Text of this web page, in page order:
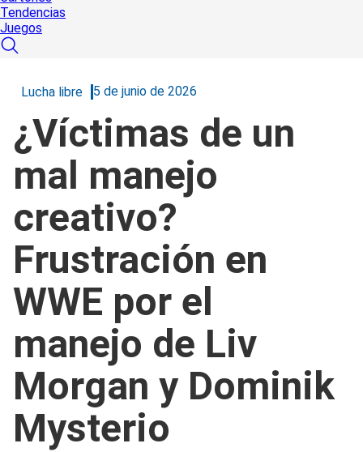
Tendencias
Juegos
Lucha libre 5 de junio de 2026
¿Víctimas de un
mal manejo
creativo?
Frustración en
WWE por el
manejo de Liv
Morgan y Dominik
Mysterio